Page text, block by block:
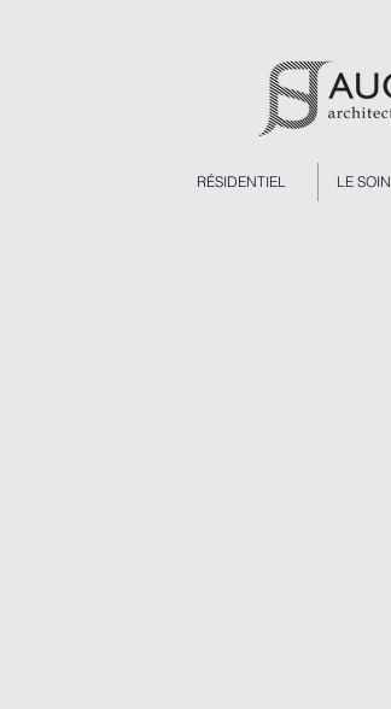
RÉSIDENTIEL LE SOIN